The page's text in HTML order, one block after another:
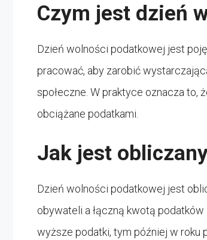
Czym jest dzień
Dzień wolności podatkowej jest
pracować, aby zarobić
społeczne. W praktyce oznacza to,
obciążane podatkami.
Jak jest
Dzień wolności podatkowej jest
obywateli a łączną kwotą podatków
wyższe podatki, tym później w roku